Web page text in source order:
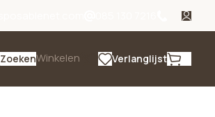
ZoekenWinkelen Verlanglijst